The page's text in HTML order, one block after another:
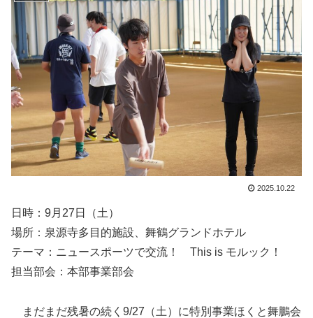
2025.10.22
日時：9月27日（土）
場所：泉源寺多目的施設、舞鶴グランドホテル
テーマ：ニュースポーツで交流！ This is モルック！
担当部会：本部事業部会
まだまだ残暑の続く9/27（土）に特別事業ほくと舞鵬会